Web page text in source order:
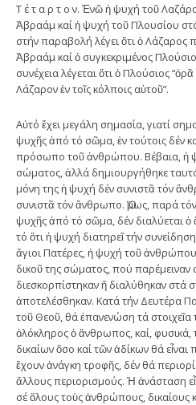
Τ έ τ α ρ τ ο ν. Ἐνῶ ἡ ψυχή τοῦ
Ἀβραάμ καί ἡ ψυχή τοῦ Πλουσίου
στήν παραβολή λέγει ὅτι ὁ Λάζαρος
Ἀβραάμ καί ὁ συγκεκριμένος
συνέχεια λέγεται ὅτι ὁ Πλούσιος
Λάζαρον ἐν τοῖς κόλποις αὐτοῦ”.
Αὐτό ἔχει μεγάλη σημασία, γιατί
ψυχῆς ἀπό τό σῶμα, ἐν τούτοις δέν
πρόσωπο τοῦ ἀνθρώπου. Βέβαια, ἡ
σώματος, ἀλλά δημιουργήθηκε
μόνη της ἡ ψυχή δέν συνιστᾶ τόν
συνιστᾶ τόν ἄνθρωπο. Ὅμως, παρά
ψυχῆς ἀπό τό σῶμα, δέν διαλύεται
τό ὅτι ἡ ψυχή διατηρεῖ τήν
ἅγιοι Πατέρες, ἡ ψυχή τοῦ ἀνθρώπου
δικοῦ της σώματος, πού παρέμειναν
διεσκορπίστηκαν ἤ διαλύθηκαν στά
ἀποτελέσθηκαν. Κατά τήν Δευτέρα
τοῦ Θεοῦ, θά ἐπανενώση τά
ὁλόκληρος ὁ ἄνθρωπος, καί,
δικαίων ὅσο καί τῶν ἀδίκων θά
ἔχουν ἀνάγκη τροφῆς, δέν θά
ἄλλους περιορισμούς. Ἡ ἀνάσταση
σέ ὅλους τοὺς ἀνθρώπους, δικαίους